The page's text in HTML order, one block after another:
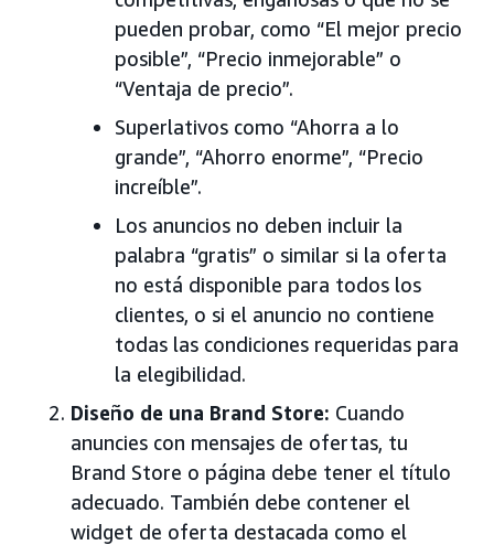
pueden probar, como “El mejor precio
posible”, “Precio inmejorable” o
“Ventaja de precio”.
Superlativos como “Ahorra a lo
grande”, “Ahorro enorme”, “Precio
increíble”.
Los anuncios no deben incluir la
palabra “gratis” o similar si la oferta
no está disponible para todos los
clientes, o si el anuncio no contiene
todas las condiciones requeridas para
la elegibilidad.
Diseño de una Brand Store: Cuando
anuncies con mensajes de ofertas, tu
Brand Store o página debe tener el título
adecuado. También debe contener el
widget de oferta destacada como el